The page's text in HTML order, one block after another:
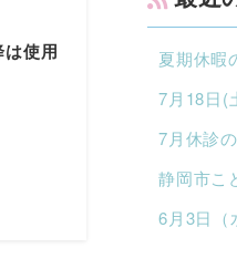
使用
夏期休暇
7月18日(
7月休診
静岡市こ
6月3日（